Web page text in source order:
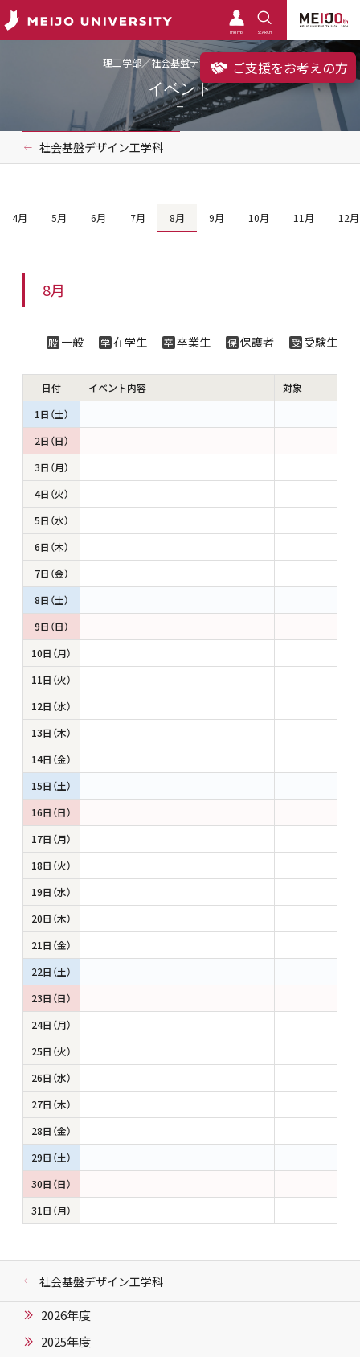
meimo SEARCH
ご支援をお考えの方
理工学部／社会基盤デザイン工学科
イベント
社会基盤デザイン工学科
4月 5月 6月 7月 8月 9月 10月 11月 12月
8月
般 一般 学 在学生 卒 卒業生 保 保護者 受 受験生
日付 イベント内容
対象
1日（土）
2日（日）
3日（月）
4日（火）
5日（水）
6日（木）
7日（金）
8日（土）
9日（日）
10日（月）
11日（火）
12日（水）
13日（木）
14日（金）
15日（土）
16日（日）
17日（月）
18日（火）
19日（水）
20日（木）
21日（金）
22日（土）
23日（日）
24日（月）
25日（火）
26日（水）
27日（木）
28日（金）
29日（土）
30日（日）
31日（月）
社会基盤デザイン工学科
2026年度
2025年度